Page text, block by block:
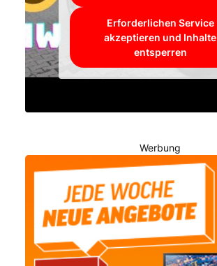
Erforderlichen Service
akzeptieren und Inhalte
entsperren
Werbung